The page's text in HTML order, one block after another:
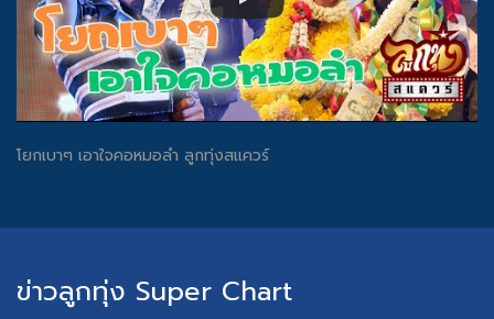
โยกเบาๆ เอาใจคอหมอลำ ลูกทุ่งสแควร์
ข่าวลูกทุ่ง Super Chart